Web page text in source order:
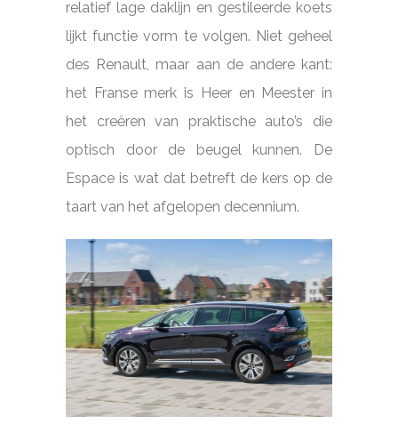
relatief lage daklijn en gestileerde koets
lijkt functie vorm te volgen. Niet geheel
des Renault, maar aan de andere kant:
het Franse merk is Heer en Meester in
het creëren van praktische auto’s die
optisch door de beugel kunnen. De
Espace is wat dat betreft de kers op de
taart van het afgelopen decennium.